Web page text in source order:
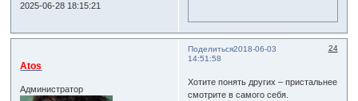
2025-06-28 18:15:21
Поделиться 24
2018-06-03
14:51:58
Atos
Администратор
Хотите понять других – пристальнее
смотрите в самого себя.